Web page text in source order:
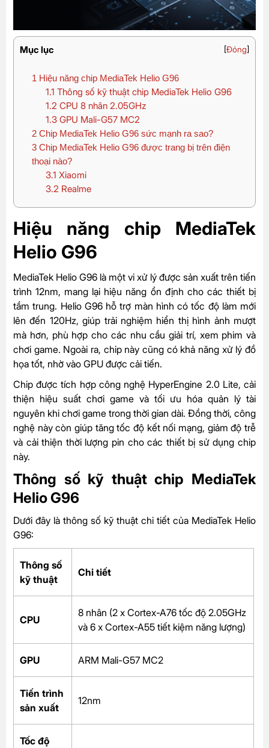
Mục lục [Đóng]
1 Hiệu năng chip MediaTek Helio G96
1.1 Thông số kỹ thuật chip MediaTek Helio G96
1.2 CPU 8 nhân 2.05GHz
1.3GPU Mali-G57 MC2
2 Chip MediaTek Helio G96 sức mạnh ra sao?
3 Chip MediaTek Helio G96 được trang bị trên điện
thoại nào?
3.1 Xiaomi
3.2 Realme
Hiệu năng chip MediaTek
Helio G96
MediaTek Helio G96 là một vi xử lý được sản xuất trên tiến
trình 12nm, mang lại hiệu năng ổn định cho các thiết bị
tầm trung. Helio G96 hỗ trợ màn hình có tốc độ làm mới
lên đến 120Hz, giúp trải nghiệm hiển thị hình ảnh mượt
mà hơn, phù hợp cho các nhu cầu giải trí, xem phim và
chơi game. Ngoài ra, chip này cũng có khả năng xử lý đồ
họa tốt, nhờ vào GPU được cải tiến.
Chip được tích hợp công nghệ HyperEngine 2.0 Lite, cải
thiện hiệu suất chơi game và tối ưu hóa quản lý tài
nguyên khi chơi game trong thời gian dài. Đồng thời, công
nghệ này còn giúp tăng tốc độ kết nối mạng, giảm độ trễ
và cải thiện thời lượng pin cho các thiết bị sử dụng chip
này.
Thông số kỹ thuật chip MediaTek
Helio G96
Dưới đây là thông số kỹ thuật chi tiết của MediaTek Helio
G96:
Thông số
kỹ thuật
Chi tiết
CPU
8 nhân (2 x Cortex-A76 tốc độ 2.05GHz
và 6 x Cortex-A55 tiết kiệm năng lượng)
GPU ARM Mali-G57 MC2
Tiến trình
sản xuất
12nm
Tốc độ